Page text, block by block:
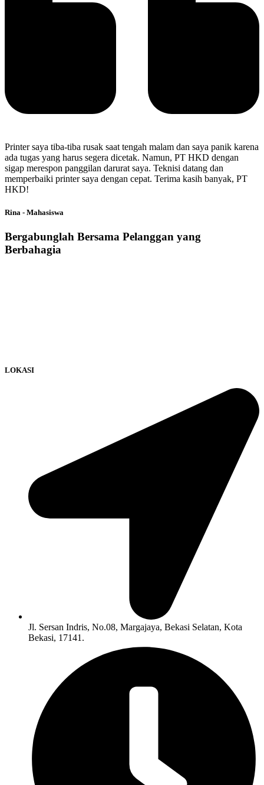
Printer saya tiba-tiba rusak saat tengah malam dan saya panik karena
ada tugas yang harus segera dicetak. Namun, PT HKD dengan
sigap merespon panggilan darurat saya. Teknisi datang dan
memperbaiki printer saya dengan cepat. Terima kasih banyak, PT
HKD!
Rina - Mahasiswa
Bergabunglah Bersama Pelanggan yang
Berbahagia
LOKASI
Jl. Sersan Indris, No.08, Margajaya, Bekasi Selatan, Kota
Bekasi, 17141.